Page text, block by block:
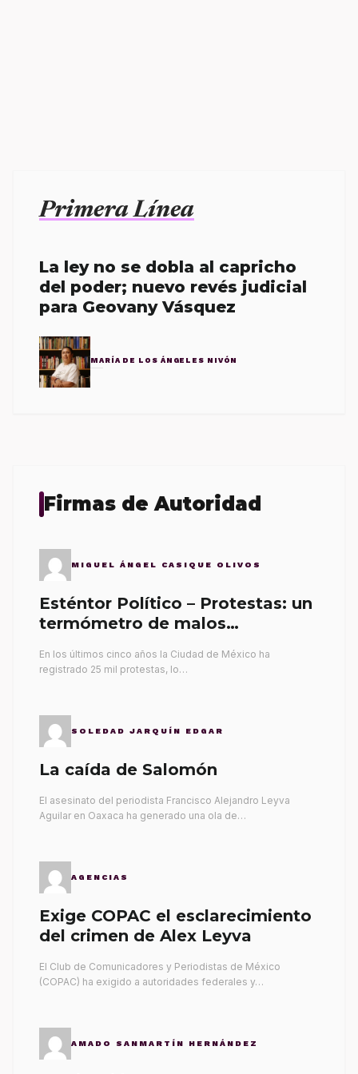
Primera Línea
La ley no se dobla al capricho
del poder; nuevo revés judicial
para Geovany Vásquez
MARÍA DE LOS ÁNGELES NIVÓN
Firmas de Autoridad
MIGUEL ÁNGEL CASIQUE OLIVOS
Esténtor Político – Protestas: un
termómetro de malos
En los últimos cinco años la Ciudad de México ha
registrado 25 mil protestas, lo…
SOLEDAD JARQUÍN EDGAR
La caída de Salomón
El asesinato del periodista Francisco Alejandro Leyva
Aguilar en Oaxaca ha generado una ola de…
AGENCIAS
Exige COPAC el esclarecimiento
del crimen de Alex Leyva
El Club de Comunicadores y Periodistas de México
(COPAC) ha exigido a autoridades federales y…
AMADO SANMARTÍN HERNÁNDEZ